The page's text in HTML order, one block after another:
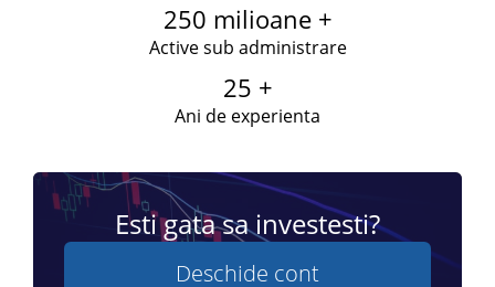
250 milioane +
Active sub administrare
25 +
Ani de experienta
Esti gata sa investesti?
Deschide cont